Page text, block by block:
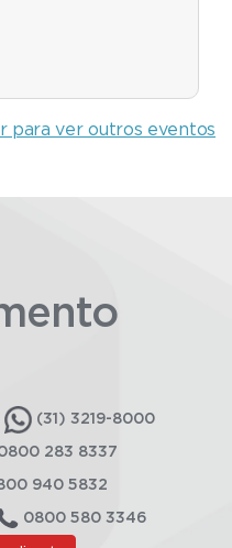
para ver outros eventos
(31) 3219-8000
283 8337
940 5832
0800 580 3346